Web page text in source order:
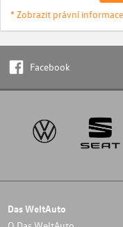
* Zobrazit právní informace
Facebook
Das WeltAuto